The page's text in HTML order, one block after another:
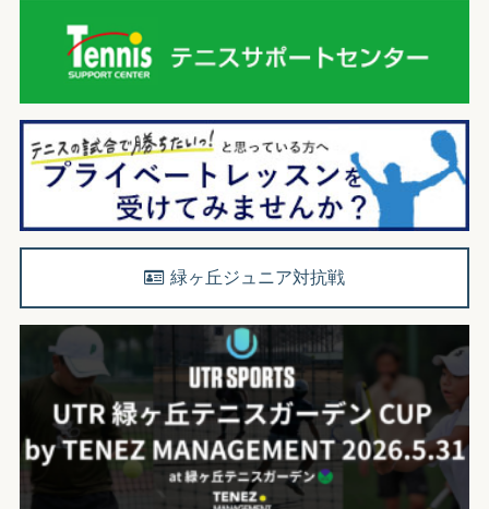
緑ヶ丘ジュニア対抗戦